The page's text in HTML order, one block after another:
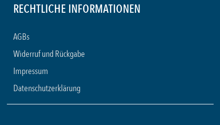
RECHTLICHE INFORMATIONEN
AGBs
Widerruf und Rückgabe
Impressum
Datenschutzerklärung